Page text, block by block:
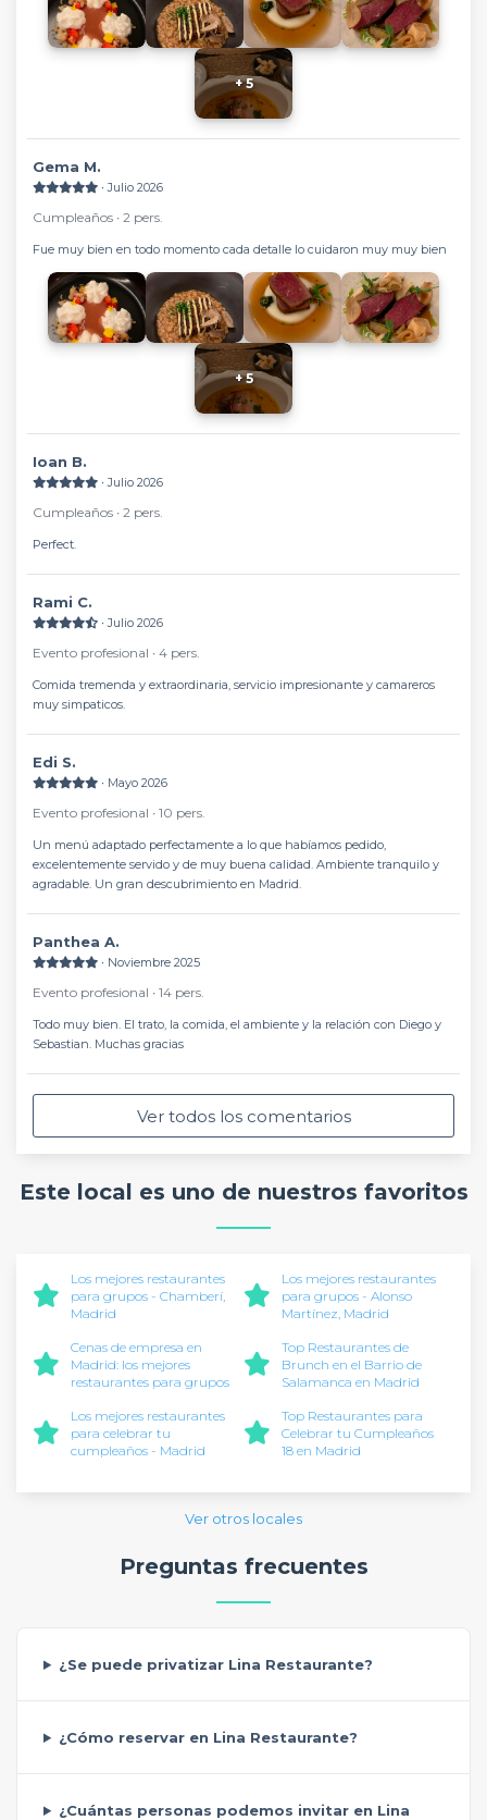
+ 5
Gema M.
∙ Julio 2026
Cumpleaños ∙ 2 pers.
Fue muy bien en todo momento cada detalle lo cuidaron muy muy bien
+ 5
Ioan B.
∙ Julio 2026
Cumpleaños ∙ 2 pers.
Perfect.
Rami C.
∙ Julio 2026
Evento profesional ∙ 4 pers.
Comida tremenda y extraordinaria, servicio impresionante y camareros
muy simpaticos.
Edi S.
∙ Mayo 2026
Evento profesional ∙ 10 pers.
Un menú adaptado perfectamente a lo que habíamos pedido,
excelentemente servido y de muy buena calidad. Ambiente tranquilo y
agradable. Un gran descubrimiento en Madrid.
Panthea A.
∙ Noviembre 2025
Evento profesional ∙ 14 pers.
Todo muy bien. El trato, la comida, el ambiente y la relación con Diego y
Sebastian. Muchas gracias
Ver todos los comentarios
Este local es uno de nuestros favoritos
Los mejores restaurantes
para grupos - Chamberí,
Madrid
Los mejores restaurantes
para grupos - Alonso
Martínez, Madrid
Cenas de empresa en
Madrid: los mejores
restaurantes para grupos
Top Restaurantes de
Brunch en el Barrio de
Salamanca en Madrid
Los mejores restaurantes
para celebrar tu
cumpleaños - Madrid
Top Restaurantes para
Celebrar tu Cumpleaños
18 en Madrid
Ver otros locales
Preguntas frecuentes
¿Se puede privatizar Lina Restaurante?
¿Cómo reservar en Lina Restaurante?
¿Cuántas personas podemos invitar en Lina